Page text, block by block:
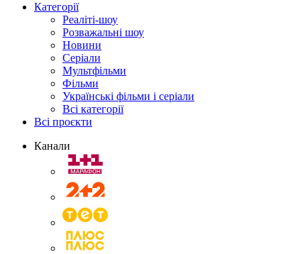
Категорії
Реаліті-шоу
Розважальні шоу
Новини
Серіали
Мультфільми
Фільми
Українські фільми і серіали
Всі категорії
Всі проєкти
Канали